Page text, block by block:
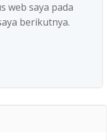
web saya pada
berikutnya.